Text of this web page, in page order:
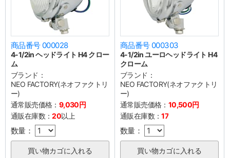
商品番号 000028
4-1/2in ヘッドライト H4 クロー
ム
ブランド：
NEO FACTORY(ネオファクトリ
ー)
通常販売価格： 9,030円
通販在庫数：20以上
数量：
商品番号 000303
4-1/2in ユーロヘッドライト H4
クローム
ブランド：
NEO FACTORY(ネオファクトリ
ー)
通常販売価格： 10,500円
通販在庫数：17
数量：